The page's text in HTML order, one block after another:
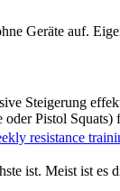
Geräte auf.
Steigerung
Pistol
resistance
ist. Meist ist